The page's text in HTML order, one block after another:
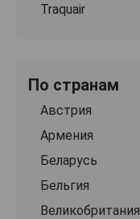
Traquair
По странам
Австрия
Армения
Беларусь
Бельгия
Великобритания